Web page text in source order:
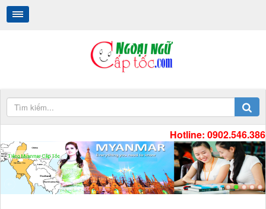
Hotline: 0902.546.386
Tiếng Myanmar Cấp Tốc